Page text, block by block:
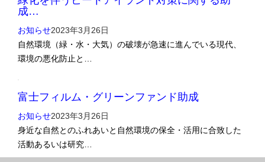
成…
お知らせ2023年3月26日
自然環境（緑・水・大気）の破壊が急速に進んでいる現代、
環境の悪化防止と…
富士フィルム・グリーンファンド助成
お知らせ2023年3月26日
身近な自然とのふれあいと自然環境の保全・活用に合致した
活動あるいは研究…